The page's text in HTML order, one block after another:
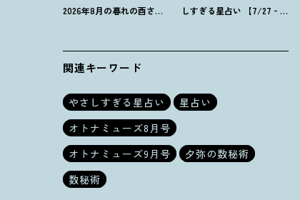
2026年8月の暮れの酉さん
しすぎる星占い 【7/27‐
関連キーワード
やさしすぎる星占い
星占い
オトナミューズ8月号
オトナミューズ9月号
夕弥の数秘術
数秘術